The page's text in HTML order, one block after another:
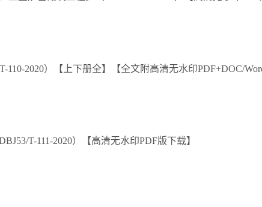
110-2020）【上下册全】【全文附高清无水印PDF+DOC/
T-111-2020）【高清无水印PDF版下载】